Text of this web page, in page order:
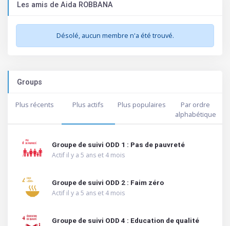
Les amis de Aida ROBBANA
Désolé, aucun membre n'a été trouvé.
Groups
Plus récents Plus actifs Plus populaires
Par ordre
alphabétique
Groupe de suivi ODD 1 : Pas de pauvreté
Actif il y a 5 ans et 4 mois
Groupe de suivi ODD 2 : Faim zéro
Actif il y a 5 ans et 4 mois
Groupe de suivi ODD 4 : Education de qualité